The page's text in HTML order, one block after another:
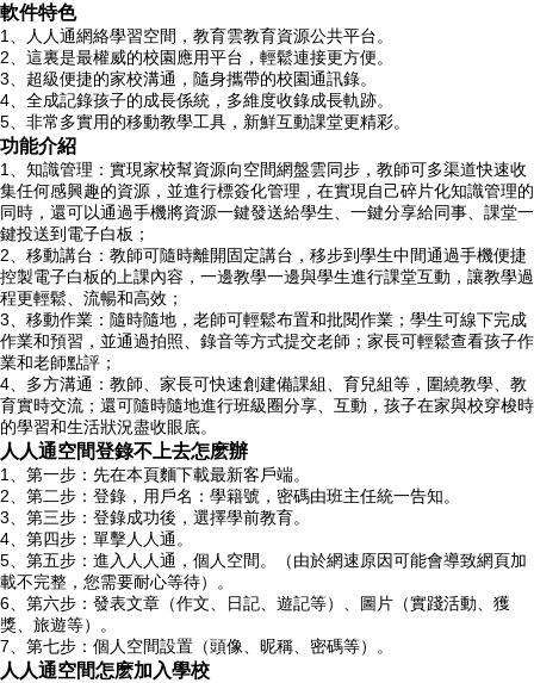
軟件特色
1、人人通網絡學習空間，教育雲教育資源公共平台。
2、這裏是最權威的校園應用平台，輕鬆連接更方便。
3、超級便捷的家校溝通，隨身攜帶的校園通訊錄。
4、全成記錄孩子的成長係統，多維度收錄成長軌跡。
5、非常多實用的移動教學工具，新鮮互動課堂更精彩。
功能介紹
1、知識管理：實現家校幫資源向空間網盤雲同步，教師可多渠道快速收
集任何感興趣的資源，並進行標簽化管理，在實現自己碎片化知識管理的
同時，還可以通過手機將資源一鍵發送給學生、一鍵分享給同事、課堂一
鍵投送到電子白板；
2、移動講台：教師可隨時離開固定講台，移步到學生中間通過手機便捷
控製電子白板的上課內容，一邊教學一邊與學生進行課堂互動，讓教學過
程更輕鬆、流暢和高效；
3、移動作業：隨時隨地，老師可輕鬆布置和批閱作業；學生可線下完成
作業和預習，並通過拍照、錄音等方式提交老師；家長可輕鬆查看孩子作
業和老師點評；
4、多方溝通：教師、家長可快速創建備課組、育兒組等，圍繞教學、教
育實時交流；還可隨時隨地進行班級圈分享、互動，孩子在家與校穿梭時
的學習和生活狀況盡收眼底。
人人通空間登錄不上去怎麽辦
1、第一步：先在本頁麵下載最新客戶端。
2、第二步：登錄，用戶名：學籍號，密碼由班主任統一告知。
3、第三步：登錄成功後，選擇學前教育。
4、第四步：單擊人人通。
5、第五步：進入人人通，個人空間。（由於網速原因可能會導致網頁加
載不完整，您需要耐心等待）。
6、第六步：發表文章（作文、日記、遊記等）、圖片（實踐活動、獲
獎、旅遊等）。
7、第七步：個人空間設置（頭像、昵稱、密碼等）。
人人通空間怎麽加入學校